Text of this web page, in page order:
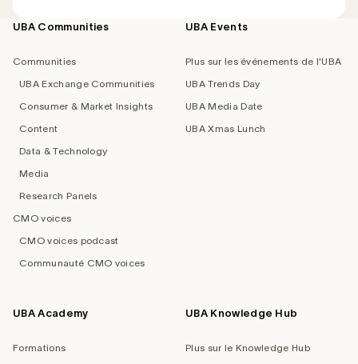
Footer
UBA Communities
Communities
UBA Exchange Communities
Consumer & Market Insights
Content
Data & Technology
Media
Research Panels
CMO voices
CMO voices podcast
Communauté CMO voices
UBA Events
Plus sur les événements de l'UBA
UBA Trends Day
UBA Media Date
UBA Xmas Lunch
UBA Academy
Formations
UBA Knowledge Hub
Plus sur le Knowledge Hub